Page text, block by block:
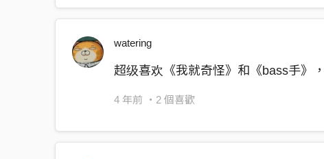
watering
超级喜欢《我就奇怪》和《bass手》
4 年前 ・2 個喜歡